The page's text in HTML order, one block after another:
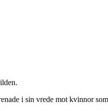
i sin vrede mot kvinnor